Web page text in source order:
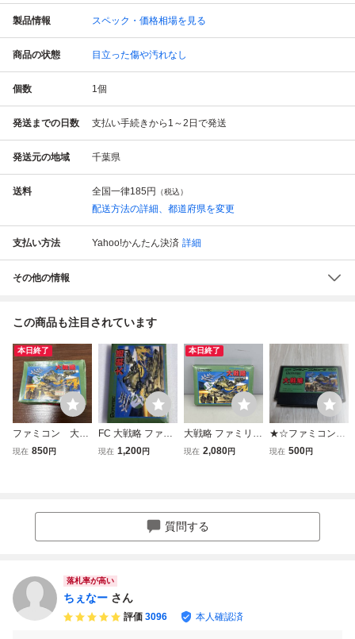
製品情報 スペック・価格相場を見る
商品の状態 目立った傷や汚れなし
個数 1個
発送までの日数 支払い手続きから1～2日で発送
発送元の地域 千葉県
送料 全国一律185円 （税込）
配送方法の詳細、都道府県を変更
支払い方法 Yahoo!かんたん決済 詳細
その他の情報
この商品も注目されています
本日終了
ファミコン 大戦
略 箱付き FC ゲー
現在 850円
FC 大戦略 ファミ
コン
現在 1,200円
本日終了
大戦略 ファミリー
コンピュータ用ゲ
現在 2,080円
★☆ファミコンソ
フト 大戦略☆★
現在 500円
質問する
落札率が高い
ちぇなー さん
評価 3096 本人確認済